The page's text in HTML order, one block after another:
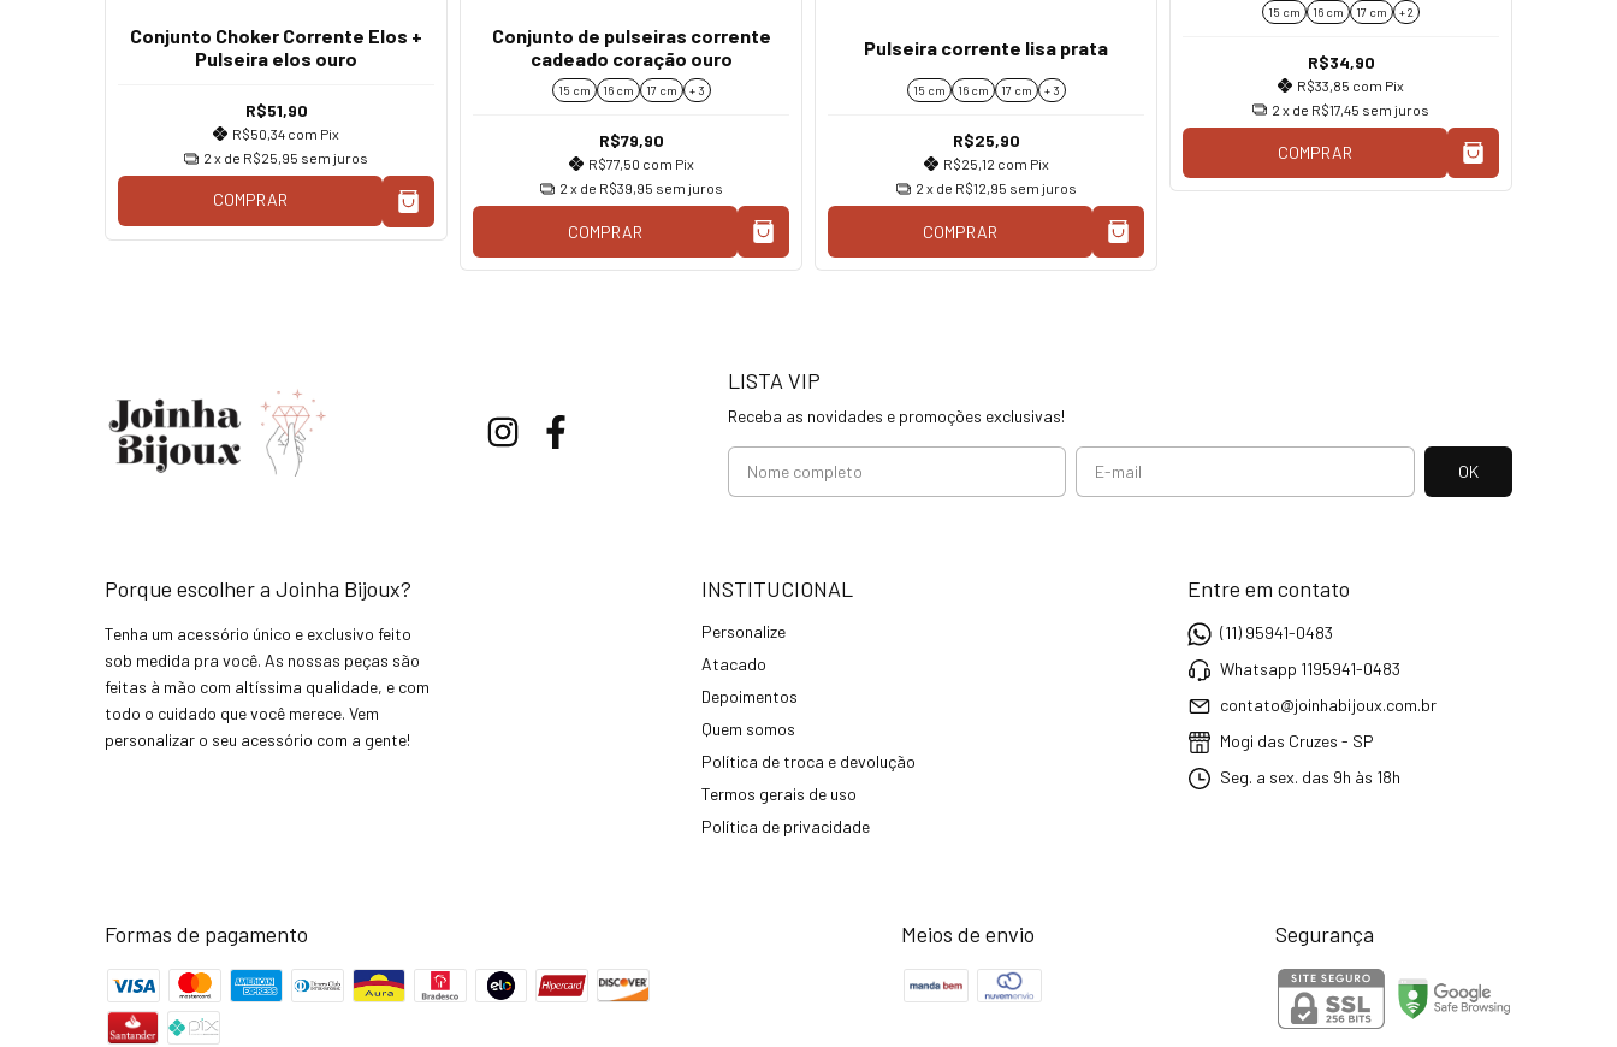
Conjunto Choker Corrente Elos +
Pulseira elos ouro
R$51,90
R$50,34 com Pix
2 x de R$25,95 sem juros
COMPRAR
Conjunto de pulseiras corrente
cadeado coração ouro
15 cm 16 cm 17 cm + 3
R$79,90
R$77,50 com Pix
2 x de R$39,95 sem juros
COMPRAR
Pulseira corrente lisa prata
15 cm 16 cm 17 cm + 3
R$25,90
R$25,12 com Pix
2 x de R$12,95 sem juros
COMPRAR
15 cm 16 cm 17 cm + 2
R$34,90
R$33,85 com Pix
2 x de R$17,45 sem juros
COMPRAR
LISTA VIP
Receba as novidades e promoções exclusivas!
Porque escolher a Joinha Bijoux?
Tenha um acessório único e exclusivo feito
sob medida pra você. As nossas peças são
feitas à mão com altíssima qualidade, e com
todo o cuidado que você merece. Vem
personalizar o seu acessório com a gente!
INSTITUCIONAL
Personalize
Atacado
Depoimentos
Quem somos
Política de troca e devolução
Termos gerais de uso
Política de privacidade
Entre em contato
(11) 95941-0483
Whatsapp 1195941-0483
contato@joinhabijoux.com.br
Mogi das Cruzes - SP
Seg. a sex. das 9h às 18h
Formas de pagamento Meios de envio Segurança